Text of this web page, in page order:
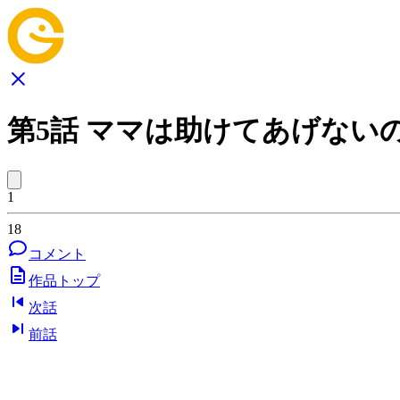
第5話 ママは助けてあげない
1
18
コメント
作品トップ
次話
前話